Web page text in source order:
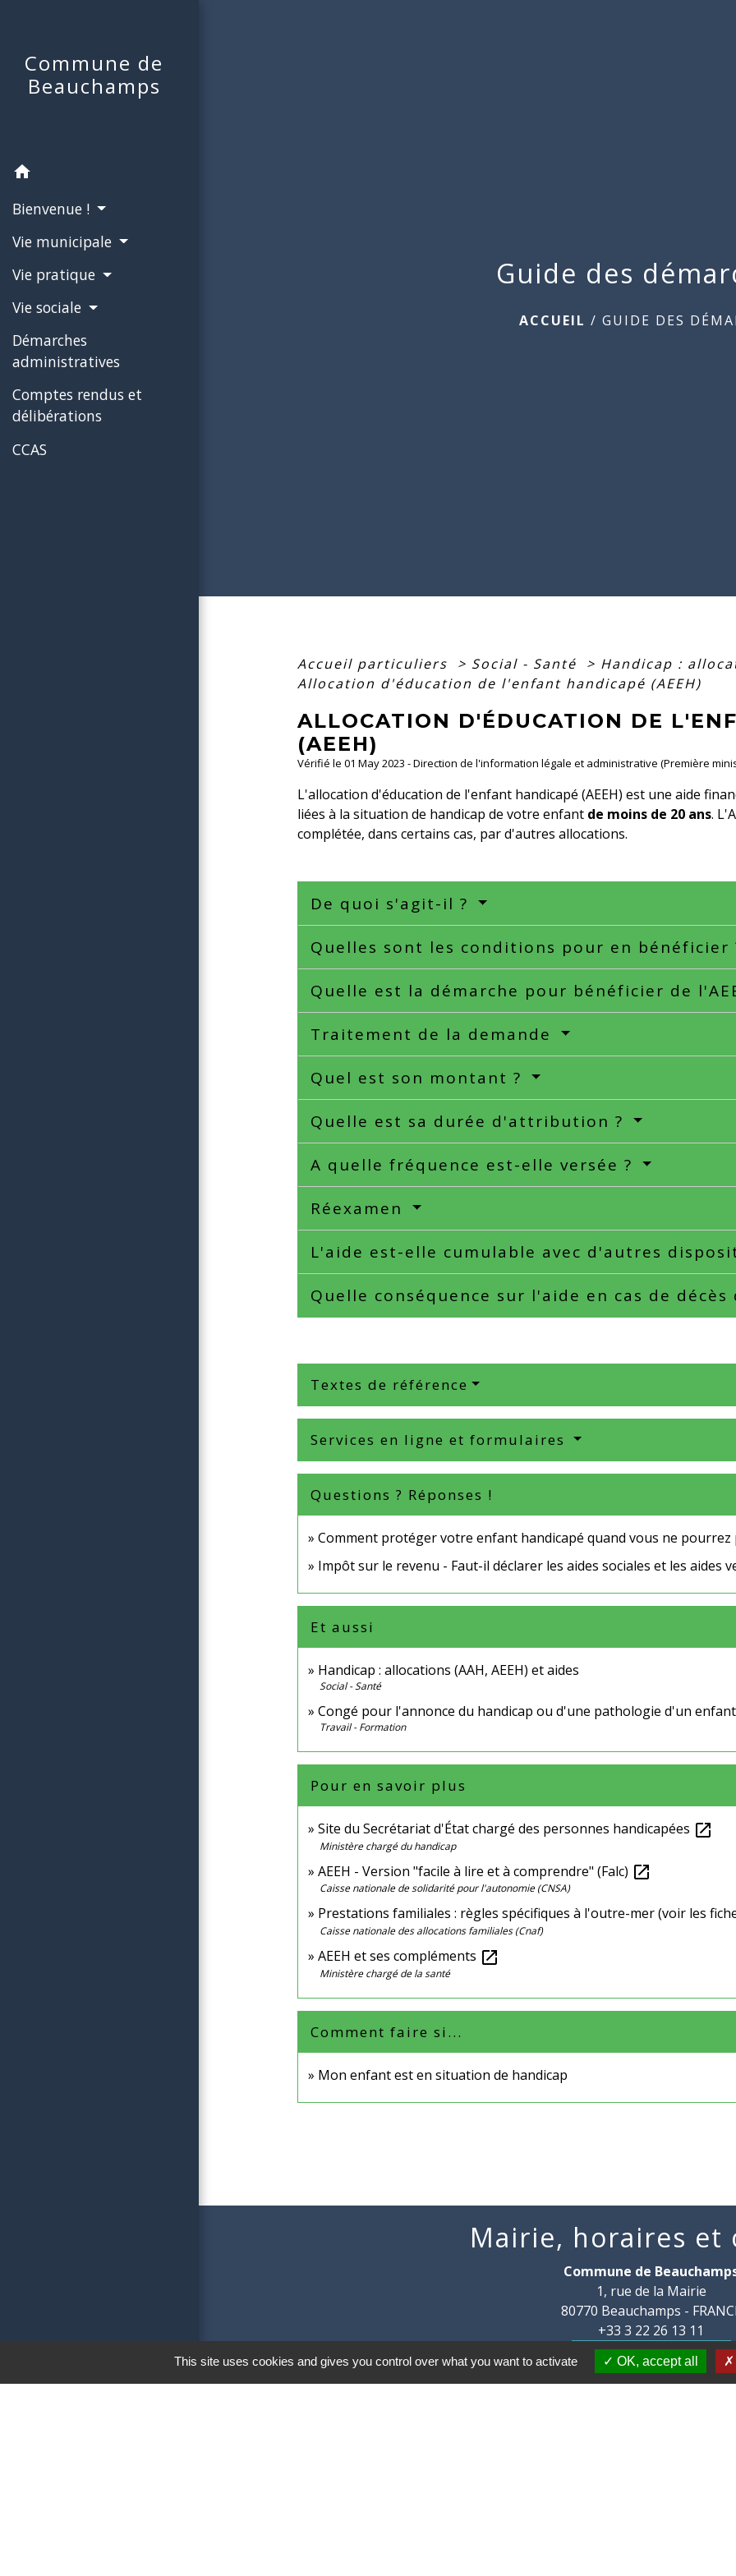
Commune de
Beauchamps
home
Bienvenue !
Vie municipale
Vie pratique
Vie sociale
Démarches
administratives
Comptes rendus et
délibérations
CCAS
Guide des
ACCUEIL / GUIDE DES
Accueil particuliers > Social - Santé > Handicap :
Allocation d'éducation de l'enfant handicapé (AEEH)
ALLOCATION D'ÉDUCATION DE
(AEEH)
Vérifié le 01 May 2023 - Direction de l'information légale et administrative (Première
L'allocation d'éducation de l'enfant handicapé (AEEH) est une aide
liées à la situation de handicap de votre enfant de moins de 20 ans.
complétée, dans certains cas, par d'autres allocations.
De quoi s'agit-il ?
Quelles sont les conditions pour en bénéficier
Quelle est la démarche pour bénéficier de
Traitement de la demande
Quel est son montant ?
Quelle est sa durée d'attribution ?
A quelle fréquence est-elle versée ?
Réexamen
L'aide est-elle cumulable avec d'autres
Quelle conséquence sur l'aide en cas de
Textes de référence
Services en ligne et formulaires
Questions ? Réponses !
Comment protéger votre enfant handicapé quand vous ne pourrez
Impôt sur le revenu - Faut-il déclarer les aides sociales et les aides
Et aussi
Handicap : allocations (AAH, AEEH) et aides
Social - Santé
Congé pour l'annonce du handicap ou d'une pathologie d'un
Travail - Formation
Pour en savoir plus
Site du Secrétariat d'État chargé des personnes handicapées open_in_new
Ministère chargé du handicap
AEEH - Version "facile à lire et à comprendre" (Falc) open_in_new
Caisse nationale de solidarité pour l'autonomie (CNSA)
Prestations familiales : règles spécifiques à l'outre-mer (voir les
Caisse nationale des allocations familiales (Cnaf)
AEEH et ses compléments open_in_new
Ministère chargé de la santé
Comment faire si...
Mon enfant est en situation de handicap
Mairie, horaires et
Commune de
1, rue de la Mairie
80770 Beauchamps -
+33 3 22 26 13 11
Contact par formulaire
This site uses cookies and gives you control over what you want to activate OK, accept all